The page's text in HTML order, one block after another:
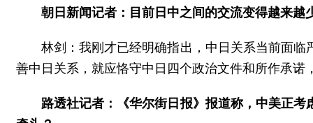
朝日新闻记者：目前日中之间的交流变得越来
林剑：我刚才已经明确指出，中日关系当前面
善中日关系，就应恪守中日四个政治文件和所作承
路透社记者：《华尔街日报》报道称，中美正